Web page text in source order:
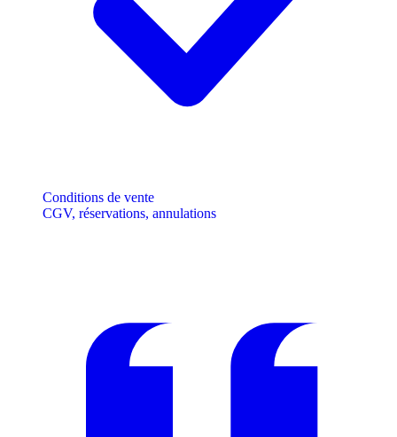
Conditions de vente
CGV, réservations, annulations